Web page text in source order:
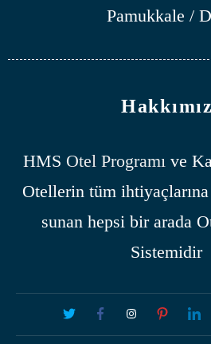
Pamukkale /
HMS Otel Programıve
Otellerin tüm
sunan hepsi bir arada
Sistemidir